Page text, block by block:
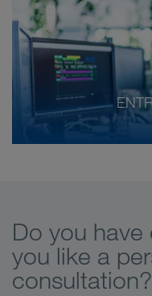
Do you
you like a
consultation?